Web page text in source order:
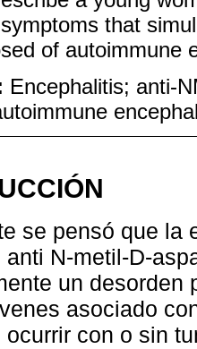
that
of autoimmune
Encephalitis; anti-
se pensó que la
anti N-metil-D-
un desorden
asociado
ocurrir con o sin